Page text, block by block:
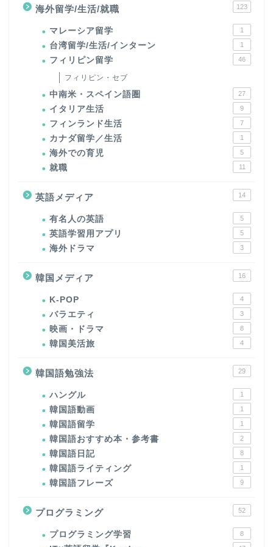
海外留学/生活/就職 123
マレーシア留学 1
台湾留学/生活/インターン 1
フィリピン留学 46
フィリピン・セブ
中南米・スペイン語圏 27
イタリア生活 9
フィンランド生活 7
カナダ留学／生活 1
海外での育児 5
就職 11
英語メディア 14
有名人の英語 5
英語学習用アプリ 5
海外ドラマ 3
韓国メディア 16
K-POP 4
バラエティ 3
映画・ドラマ 8
韓国美活旅 4
韓国語勉強法 29
ハングル 1
韓国語動画 1
韓国語留学 1
韓国語おすすめ本・参考書 2
韓国語日記 8
韓国語ライティング 1
韓国語フレーズ 9
プログラミング 52
プログラミング学習 8